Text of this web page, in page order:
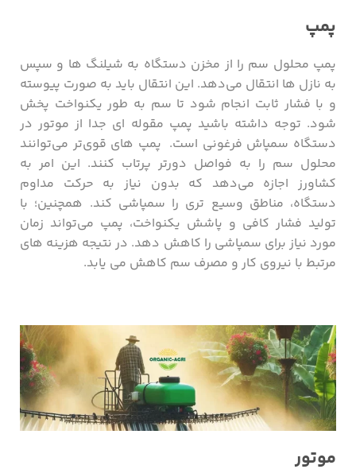
پمپ
پمپ محلول سم را از مخزن دستگاه به شیلنگ ‌ها و سپس
به نازل ‌ها انتقال می‌دهد. این انتقال باید به صورت پیوسته
و با فشار ثابت انجام شود تا سم به طور یکنواخت پخش
شود. توجه داشته باشید پمپ مقوله ای جدا از موتور در
دستگاه سمپاش فرغونی است. پمپ ‌های قوی‌تر می‌توانند
محلول سم را به فواصل دورتر پرتاب کنند. این امر به
کشاورز اجازه می‌دهد که بدون نیاز به حرکت مداوم
دستگاه، مناطق وسیع‌ تری را سمپاشی کند. همچنین؛ با
تولید فشار کافی و پاشش یکنواخت، پمپ می‌تواند زمان
مورد نیاز برای سمپاشی را کاهش دهد. در نتیجه هزینه‌ های
مرتبط با نیروی کار و مصرف سم کاهش می یابد.
موتور